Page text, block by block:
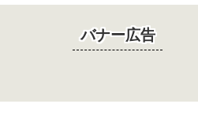
バナー広告